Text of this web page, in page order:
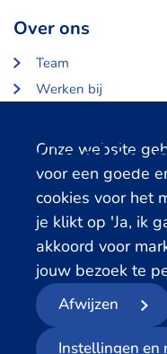
Cookie
Onze website
voor een goede
cookies voor het
je klikt op 'Ja, ik
akkoord voor
jouw bezoek te
Afwijzen
Instellingen en
Over ons
Team
Werken bij
Partners en
Gerelateerde
LISS Data Archive
SHARE Data Access
DHS Data Access
© 2026 - Centerdata